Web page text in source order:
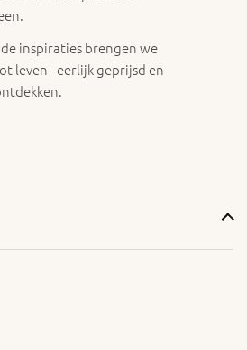
inspiraties brengen we
leven - eerlijk geprijsd en